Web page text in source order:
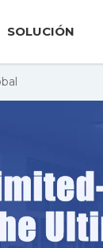
SOLUCIÓN